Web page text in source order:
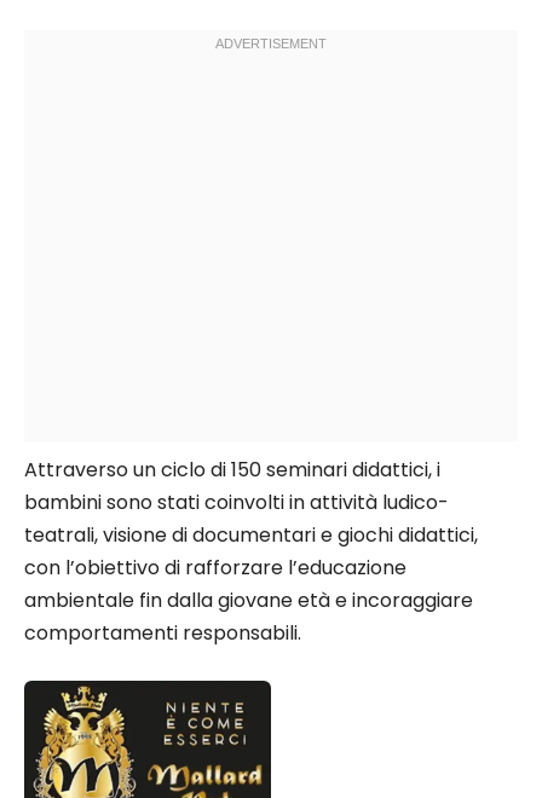
Attraverso un ciclo di 150 seminari didattici, i
bambini sono stati coinvolti in attività ludico-
teatrali, visione di documentari e giochi didattici,
con l’obiettivo di rafforzare l’educazione
ambientale fin dalla giovane età e incoraggiare
comportamenti responsabili.